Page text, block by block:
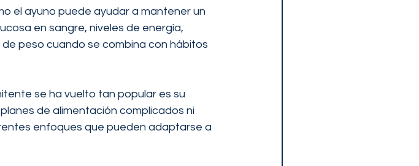
el ayuno puede ayudar a mantener un
en sangre, niveles de energía,
peso cuando se combina con hábitos
se ha vuelto tan popular es su
de alimentación complicados ni
enfoques que pueden adaptarse a